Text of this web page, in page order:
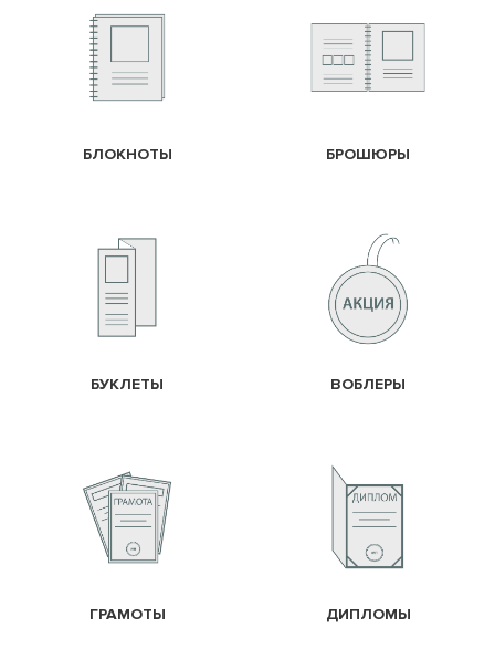
БЛОКНОТЫ БРОШЮРЫ
БУКЛЕТЫ ВОБЛЕРЫ
ГРАМОТЫ ДИПЛОМЫ